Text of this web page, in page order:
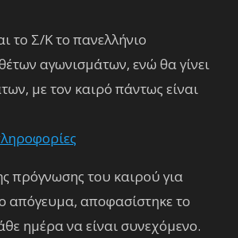
το Σ/Κ το πανελλήνιο
αγωνισμάτων, ενώ θα γίνει
με τον καιρό πάντως είναι
πρόγνωσης του καιρού για
απόγευμα, αποφασίστηκε το
ημέρα να είναι συνεχόμενο.